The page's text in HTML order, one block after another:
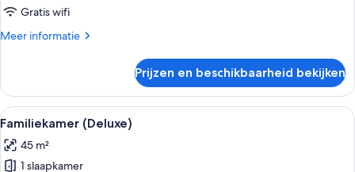
Gratis wifi
Meer informatie
Meer
vierpersoonskamer
Prijzen en beschikbaarheid bekijken
Alle
foto's
voor
Familiekamer (Deluxe) | Luxe
5
Familiekamer (Deluxe)
45 m²
1 slaapkamer